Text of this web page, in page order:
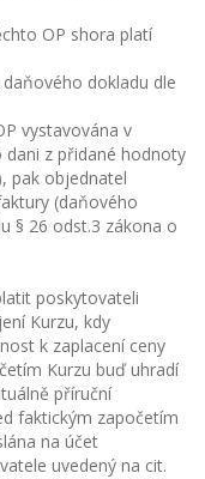
OP shora platí
dokladu dle
vystavována v
dani z přidané hodnoty
pak objednatel
(daňového
§ 26 odst.3 zákona o
poskytovateli
Kurzu, kdy
k zaplacení ceny
Kurzu buď uhradí
příruční
faktickým započetím
na účet
uvedený na cit.